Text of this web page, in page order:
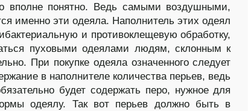
вполне понятно. Ведь самыми воздушными,
именно эти одеяла. Наполнитель этих одеял
и противоклещевую обработку,
пуховыми одеялами людям, склонным к
При покупке одеяла означенного следует
в наполнителе количества перьев, ведь
будет содержать перо, нужное для
одеялу. Так вот перьев должно быть в